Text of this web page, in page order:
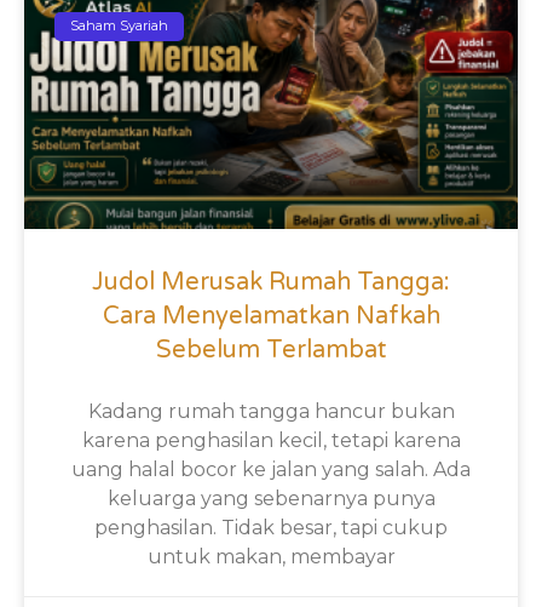
Saham Syariah
Judol Merusak Rumah Tangga:
Cara Menyelamatkan Nafkah
Sebelum Terlambat
Kadang rumah tangga hancur bukan
karena penghasilan kecil, tetapi karena
uang halal bocor ke jalan yang salah. Ada
keluarga yang sebenarnya punya
penghasilan. Tidak besar, tapi cukup
untuk makan, membayar